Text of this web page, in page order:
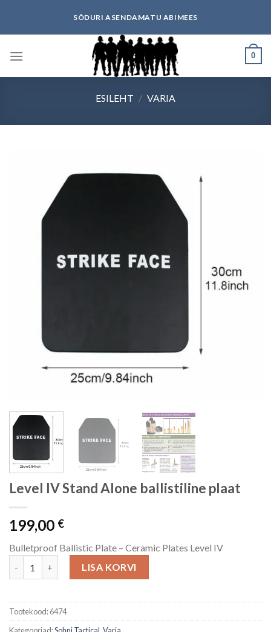
content
SÕDURI ASENDAMATU ABIMEES
0
ESILEHT / VARIA
Level IV Stand Alone ballistiline plaat
199,00 €
Bulletproof Ballistic Plate – Ceramic Plates Level IV
LISA KORVI
Tootekood:6474